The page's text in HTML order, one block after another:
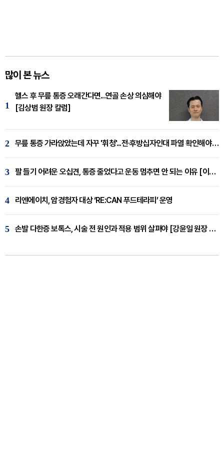
많이 본 뉴스
1
헬스 후 무릎 통증 오래간다면...연골 손상 의심해야
[김상범 원장 칼럼]
2 무릎 통증 가라앉았는데 자꾸 '휘청'...전·후방십자인대 파열 확인해야 [곽우경 원장 칼럼]
3 팔 들기 어려운 오십견, 통증 줄었다고 운동 멈추면 안 되는 이유 [이병욱 원장 칼럼]
4 리엔에이치, 암경험자 대상 ‘RE:CAN 푸드테라피’ 운영
5 손발 다한증 보톡스, 시술 전 원인과 적용 범위 살펴야 [강윤일 원장 칼럼]